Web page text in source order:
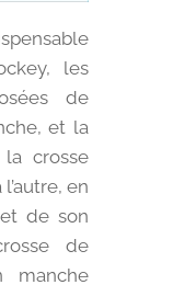
les
de
et la
crosse
en
de son
de
manche